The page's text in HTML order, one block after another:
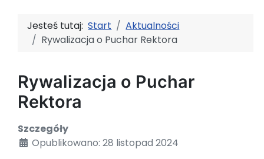
Jesteś tutaj:Start
Aktualności
Rywalizacja o Puchar Rektora
Rywalizacja o Puchar
Rektora
Szczegóły
Opublikowano: 28 listopad 2024